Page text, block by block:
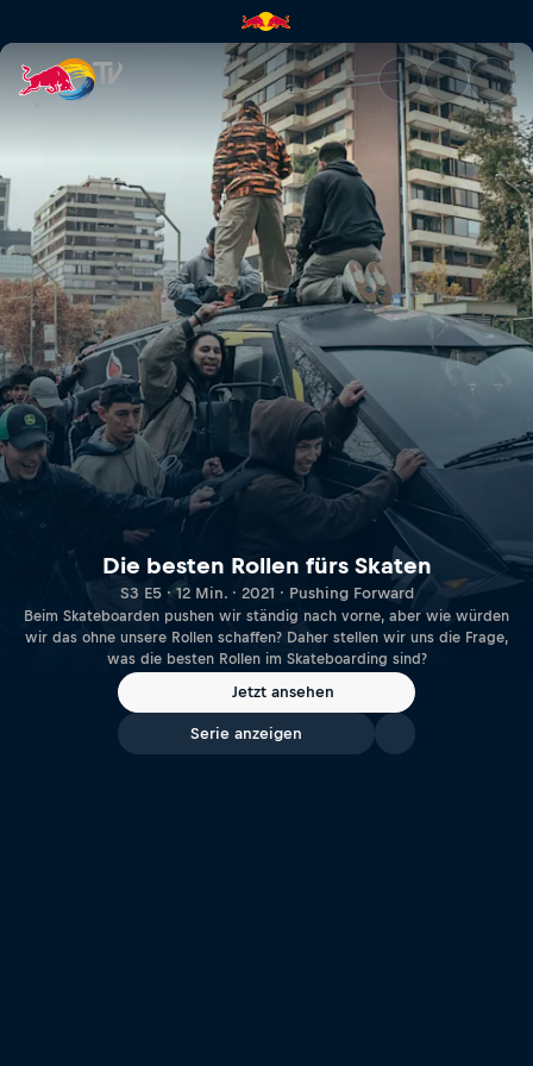
Die besten Rollen fürs
Die besten Rollen fürs Skaten
S3 E5 · 12 Min. · 2021 · Pushing Forward
Beim Skateboarden pushen wir ständig nach vorne, aber wie würden
wir das ohne unsere Rollen schaffen? Daher stellen wir uns die Frage,
was die besten Rollen im Skateboarding sind?
Jetzt ansehen
Serie anzeigen